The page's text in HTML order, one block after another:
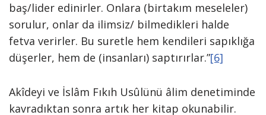
baş/lider edinirler. Onlara (birtakım meseleler)
sorulur, onlar da ilimsiz/ bilmedikleri halde
fetva verirler. Bu suretle hem kendileri sapıklığa
düşerler, hem de (insanları) saptırırlar.”[6]
Akîdeyi ve İslâm Fıkıh Usûlünü âlim denetiminde
kavradıktan sonra artık her kitap okunabilir.